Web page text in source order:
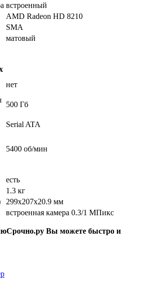
встроенный
AMD Radeon HD 8210
SMA
матовый
нет
500 Гб
Serial ATA
5400 об/мин
есть
1.3 кг
299x207x20.9 мм
встроенная камера 0.3/1 МПикс
Вы можете быстро и